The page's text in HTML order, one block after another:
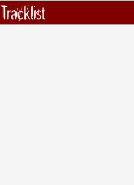
Tracklist